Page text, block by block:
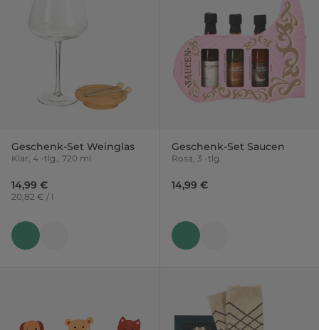
Geschenk-Set Weinglas
Klar, 4 -tlg., 720 ml
14,99 €
20,82 € / l
Geschenk-Set Saucen
Rosa, 3 -tlg.
14,99 €